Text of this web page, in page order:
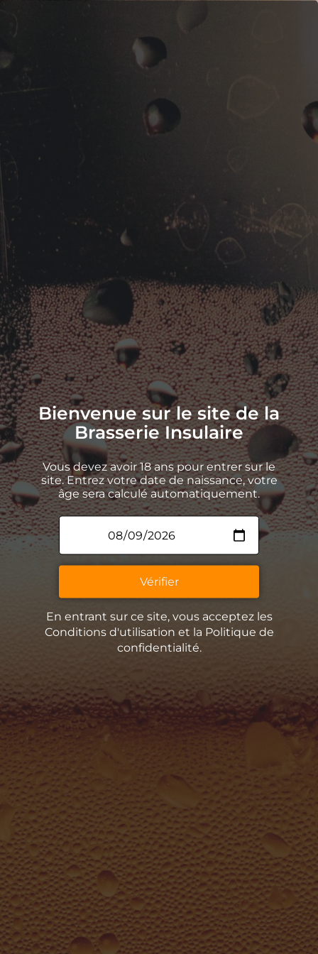
Bienvenue sur le site de la
Brasserie Insulaire
Vous devez avoir 18 ans pour entrer sur le
site. Entrez votre date de naissance, votre
âge sera calculé automatiquement.
Vérifier
En entrant sur ce site, vous acceptez les
Conditions d'utilisation et la Politique de
confidentialité.
Nos bières
La Guinguette Insulaire
Contact
Espace Presse
La Boutique
Retrouvez toutes nos bières en vente directe dans notre
Du mercredi au vendredi 9h – 18h
Contactez-nous !
06 27 53 55 25
brasserie.insulaire@gmail.com
Et pour être au courant de tout, suivez-nous !